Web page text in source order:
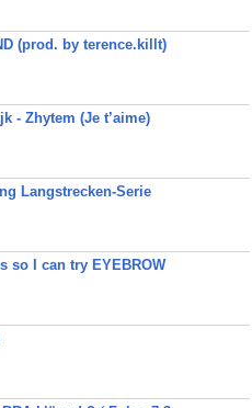
(prod. by terence.killt)
- Zhytem (Je t’aime)
Langstrecken-Serie
so I can try EYEBROW